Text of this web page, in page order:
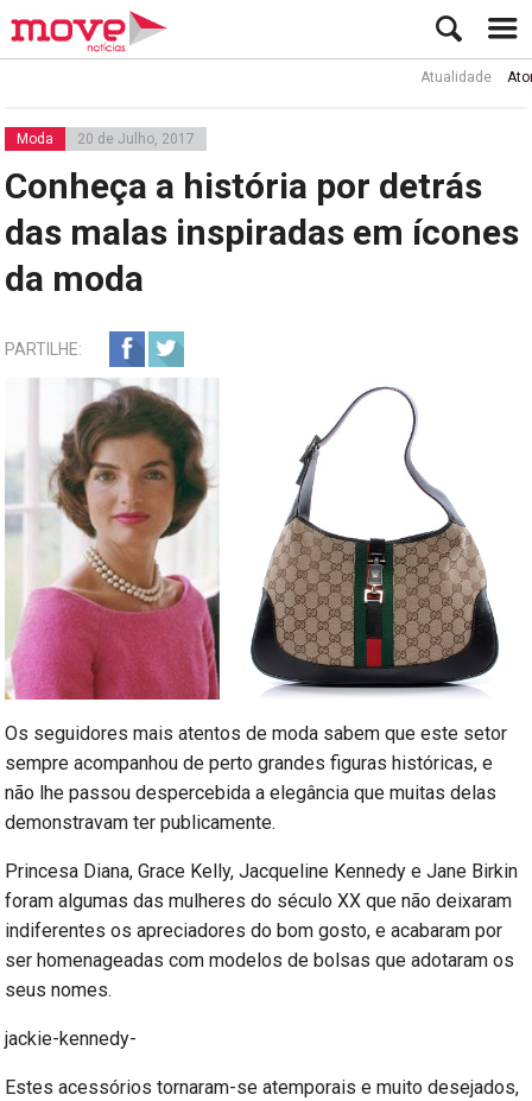
Atualidade Ator Rui
Moda 20 de Julho, 2017
Conheça a história por detrás
das malas inspiradas em ícones
da moda
PARTILHE:
Os seguidores mais atentos de moda sabem que este setor
sempre acompanhou de perto grandes figuras históricas, e
não lhe passou despercebida a elegância que muitas delas
demonstravam ter publicamente.
Princesa Diana, Grace Kelly, Jacqueline Kennedy e Jane Birkin
foram algumas das mulheres do século XX que não deixaram
indiferentes os apreciadores do bom gosto, e acabaram por
ser homenageadas com modelos de bolsas que adotaram os
seus nomes.
jackie-kennedy-
Estes acessórios tornaram-se atemporais e muito desejados,